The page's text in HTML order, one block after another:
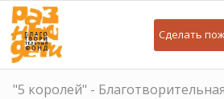
Сделать
"5 королей" -